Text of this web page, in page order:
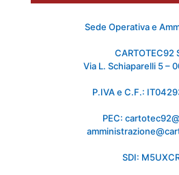
Sede Operativa e
CARTOTEC92
Via L. Schiaparelli 5 –
P.IVA e C.F.:
PEC:
SDI: